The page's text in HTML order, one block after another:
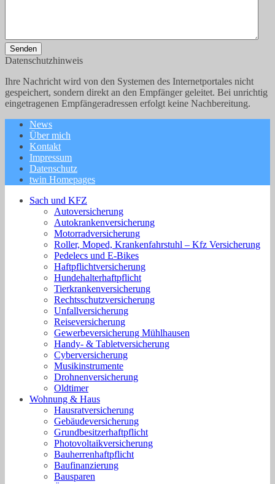
Senden
Datenschutzhinweis
Ihre Nachricht wird von den Systemen des Internetportales nicht
gespeichert, sondern direkt an den Empfänger geleitet. Bei unrichtig
eingetragenen Empfängeradressen erfolgt keine Nachbereitung.
News
Über mich
Kontakt
Impressum
Datenschutz
twin Homepages
Sach und KFZ
Autoversicherung
Autokrankenversicherung
Motorradversicherung
Roller, Moped, Krankenfahrstuhl – Kfz Versicherung
Pedelecs und E-Bikes
Haftpflichtversicherung
Hundehalterhaftpflicht
Tierkrankenversicherung
Rechtsschutzversicherung
Unfallversicherung
Reiseversicherung
Gewerbeversicherung Mühlhausen
Handy- & Tabletversicherung
Cyberversicherung
Musikinstrumente
Drohnenversicherung
Oldtimer
Wohnung & Haus
Hausratversicherung
Gebäudeversicherung
Grundbesitzerhaftpflicht
Photovoltaikversicherung
Bauherrenhaftpflicht
Baufinanzierung
Bausparen